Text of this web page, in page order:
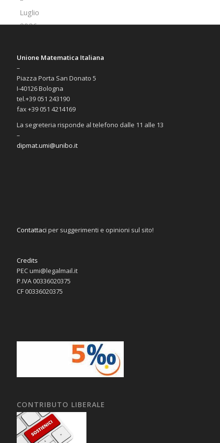
Unione Matematica Italiana
–
Piazza Porta San Donato 5
I-40126 Bologna
tel.+39 051 243190
fax +39 051 4214169
La segreteria risponde al telefono dalle 11 alle 13
–
dipmat.umi@unibo.it
Contattaci per suggerimenti e opinioni sul sito!
Credits
PEC umi@legalmail.it
P.IVA 00336020375
CF 00336020375
CONTRIBUTO LIBERALE